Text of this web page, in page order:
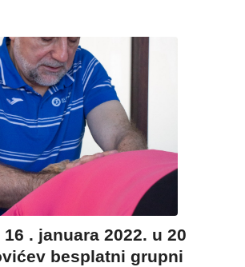
. januara 2022. u 20
besplatni grupni